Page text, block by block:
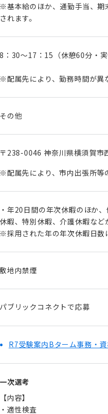
※基本給のほか、通勤手当、期
されます。
8：30～17：15（休憩60分・実
※配属先により、勤務時間が異
その他
〒238-0046 神奈川県横須賀市
※配属先により、市内出張所等
・年20日間の年次休暇のほか
休暇、特別休暇、介護休暇など
※採用された年の年次休暇日数
敷地内禁煙
パブリックコネクトで応募
R7受験案内Bターム事務・
一次選考
【内容】
・適性検査